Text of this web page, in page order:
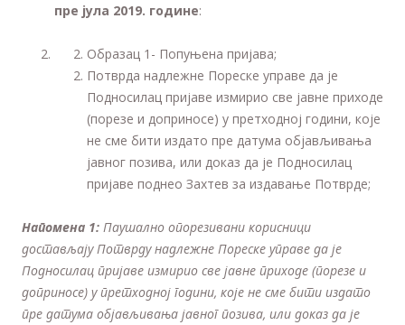
пре јула 2019. године:
Образац 1- Попуњена пријава;
Потврда надлежне Пореске управе да је
Подносилац пријаве измирио све јавне приходе
(порезе и доприносе) у претходној години, које
не сме бити издато пре датума објављивања
јавног позива, или доказ да је Подносилац
пријаве поднео Захтев за издавање Потврде;
Напомена 1: Паушално опорезивани корисници
достављају Потврду надлежне Пореске управе да је
Подносилац пријаве измирио све јавне приходе (порезе и
доприносе) у претходној години, које не сме бити издато
пре датума објављивања јавног позива, или доказ да је